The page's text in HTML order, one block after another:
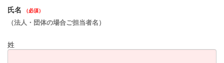
氏名 （必須）
（法人・団体の場合ご担当者名）
姓